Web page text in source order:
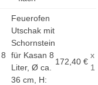
Feuerofen
Utschak mit
Schornstein
für Kasan 8
Liter, Ø ca.
36 cm, H:
172,40 €
x
1